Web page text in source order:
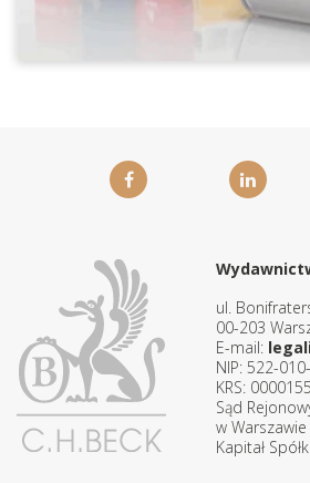
ul.
00-203
E-mail:
NIP: 522-
KRS:
Sąd
w Warszawie
Kapitał